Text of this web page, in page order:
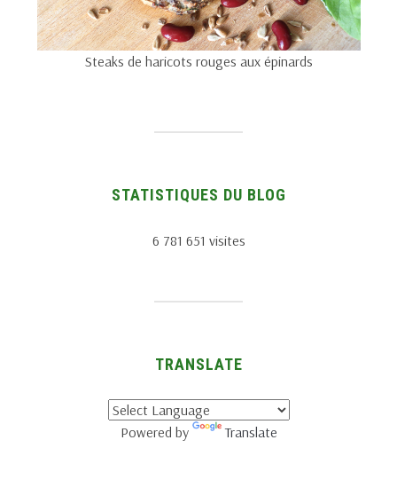
Steaks de haricots rouges aux épinards
STATISTIQUES DU BLOG
6 781 651 visites
TRANSLATE
Powered by Translate